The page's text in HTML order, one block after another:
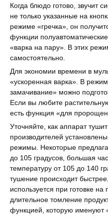
Когда блюдо готово, звучит
не только указанные на
режиме «гречка», он
функции
«варка на пару». В этих
самостоятельно.
Для экономии времени в
«ускоренная варка». В
замачивание» можно
Если вы любите
есть функция «для
Уточняйте, как аппарат
производителей
режимы. Некоторые
до 105 градусов, большая
температуру от 105 до 140
тушение происходит
используется при готовке
длительное томление
функцией, которую именуют